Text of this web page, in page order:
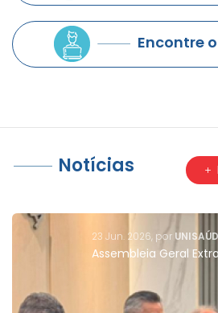
Encontre
Notícias
01 Abr. 2027, porMarketing
UNISAÚDEMS Alcança Altos